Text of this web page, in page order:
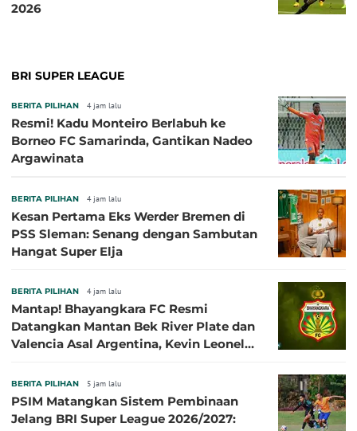
2026
BRI SUPER LEAGUE
BERITA PILIHAN 4 jam lalu
Resmi! Kadu Monteiro Berlabuh ke
Borneo FC Samarinda, Gantikan Nadeo
Argawinata
BERITA PILIHAN 4 jam lalu
Kesan Pertama Eks Werder Bremen di
PSS Sleman: Senang dengan Sambutan
Hangat Super Elja
BERITA PILIHAN 4 jam lalu
Mantap! Bhayangkara FC Resmi
Datangkan Mantan Bek River Plate dan
Valencia Asal Argentina, Kevin Leonel
BERITA PILIHAN 5 jam lalu
PSIM Matangkan Sistem Pembinaan
Jelang BRI Super League 2026/2027: